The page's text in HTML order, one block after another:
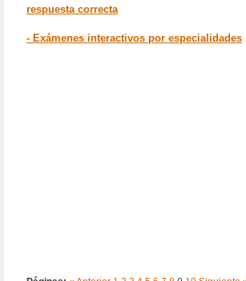
respuesta correcta
- Exámenes interactivos por especialidades